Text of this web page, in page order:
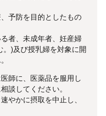
予防を目的としたもの
者、未成年者、妊産婦
。)及び授乳婦を対象に開
師に、医薬品を服用し
談してください。
やかに摂取を中止し、